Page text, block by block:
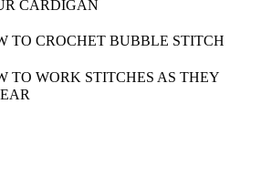
CARDIGAN
TO CROCHET BUBBLE STITCH
TO WORK STITCHES AS THEY